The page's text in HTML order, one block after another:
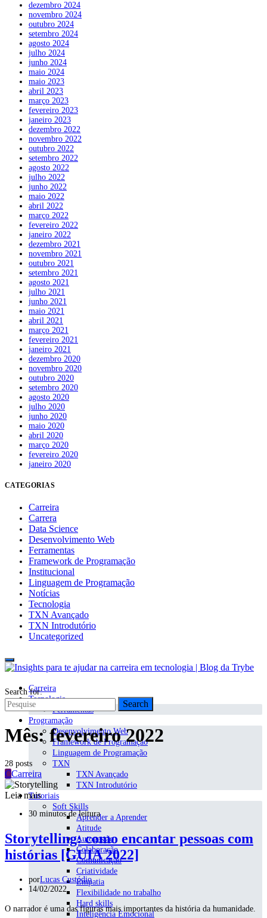
dezembro 2024
novembro 2024
outubro 2024
setembro 2024
agosto 2024
julho 2024
junho 2024
maio 2024
maio 2023
abril 2023
março 2023
fevereiro 2023
janeiro 2023
dezembro 2022
novembro 2022
outubro 2022
setembro 2022
agosto 2022
julho 2022
junho 2022
maio 2022
abril 2022
março 2022
fevereiro 2022
janeiro 2022
dezembro 2021
novembro 2021
outubro 2021
setembro 2021
agosto 2021
julho 2021
junho 2021
maio 2021
abril 2021
março 2021
fevereiro 2021
janeiro 2021
dezembro 2020
novembro 2020
outubro 2020
setembro 2020
agosto 2020
julho 2020
junho 2020
maio 2020
abril 2020
março 2020
fevereiro 2020
janeiro 2020
CATEGORIAS
Carreira
Carrera
Data Science
Desenvolvimento Web
Ferramentas
Framework de Programação
Institucional
Linguagem de Programação
Notícias
Tecnologia
TXN Avançado
TXN Introdutório
Uncategorized
Carreira
Tecnologia
Ferramentas
Programação
Desenvolvimento Web
Framework de Programação
Linguagem de Programação
TXN
TXN Avançado
TXN Introdutório
Tutoriais
Soft Skills
Aprender a Aprender
Atitude
Autogestão
Colaboração
Comunicação
Criatividade
Empatia
Flexibilidade no trabalho
Hard skills
Inteligência Emocional
Search for:
Search
Mês:fevereiro 2022
28 posts
CCarreira
Leia mais
30 minutos de leitura
Storytelling: como encantar pessoas com
histórias [GUIA 2022]
porLucas Custódio
14/02/2022
O narrador é uma das figuras mais importantes da história da humanidade.